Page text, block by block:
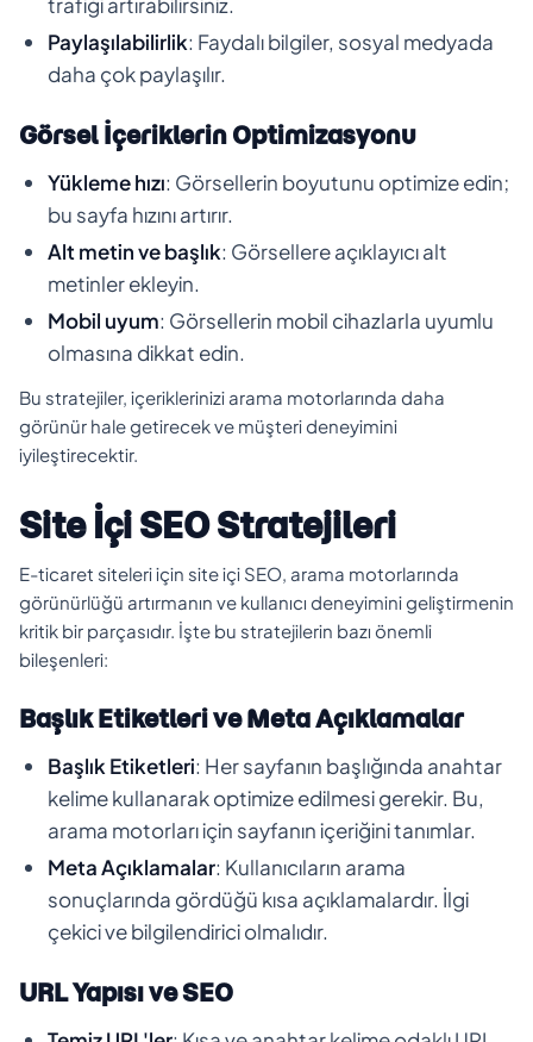
Paylaşılabilirlik: Faydalı bilgiler, sosyal medyada
daha çok paylaşılır.
Görsel İçeriklerin Optimizasyonu
Yükleme hızı: Görsellerin boyutunu optimize edin;
bu sayfa hızını artırır.
Alt metin ve başlık: Görsellere açıklayıcı alt
metinler ekleyin.
Mobil uyum: Görsellerin mobil cihazlarla uyumlu
olmasına dikkat edin.
Bu stratejiler, içeriklerinizi arama motorlarında daha
görünür hale getirecek ve müşteri deneyimini
iyileştirecektir.
Site İçi SEO Stratejileri
E-ticaret siteleri için site içi SEO, arama motorlarında
görünürlüğü artırmanın ve kullanıcı deneyimini geliştirmenin
kritik bir parçasıdır. İşte bu stratejilerin bazı önemli
bileşenleri:
Başlık Etiketleri ve Meta Açıklamalar
Başlık Etiketleri: Her sayfanın başlığında anahtar
kelime kullanarak optimize edilmesi gerekir. Bu,
arama motorları için sayfanın içeriğini tanımlar.
Meta Açıklamalar: Kullanıcıların arama
sonuçlarında gördüğü kısa açıklamalardır. İlgi
çekici ve bilgilendirici olmalıdır.
URL Yapısı ve SEO